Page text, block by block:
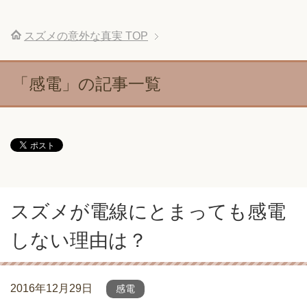
スズメの意外な真実 TOP
「感電」の記事一覧
スズメが電線にとまっても感電
しない理由は？
2016年12月29日 感電